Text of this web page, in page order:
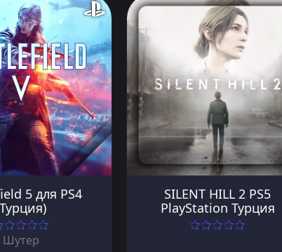
5 для PS4
Шутер
SILENT HILL 2 PS5
PlayStation Турция